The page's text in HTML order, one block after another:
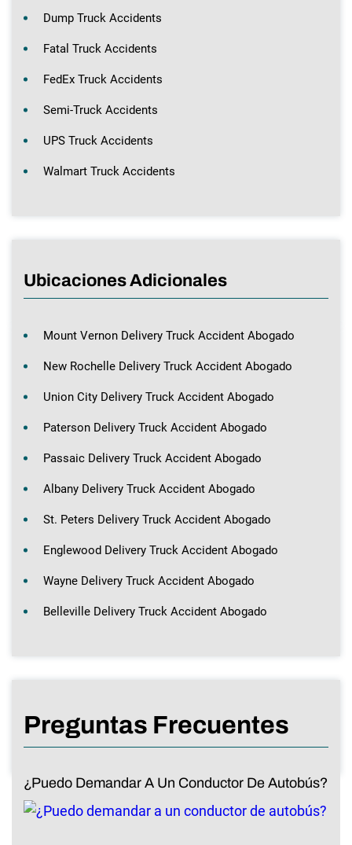
Dump Truck Accidents
Fatal Truck Accidents
FedEx Truck Accidents
Semi-Truck Accidents
UPS Truck Accidents
Walmart Truck Accidents
Ubicaciones Adicionales
Mount Vernon Delivery Truck Accident Abogado
New Rochelle Delivery Truck Accident Abogado
Union City Delivery Truck Accident Abogado
Paterson Delivery Truck Accident Abogado
Passaic Delivery Truck Accident Abogado
Albany Delivery Truck Accident Abogado
St. Peters Delivery Truck Accident Abogado
Englewood Delivery Truck Accident Abogado
Wayne Delivery Truck Accident Abogado
Belleville Delivery Truck Accident Abogado
Preguntas Frecuentes
¿Puedo Demandar A Un Conductor De Autobús?